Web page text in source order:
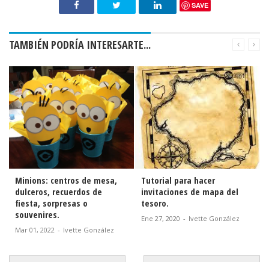
SAVE
TAMBIÉN PODRÍA INTERESARTE...
Minions: centros de mesa,
dulceros, recuerdos de
fiesta, sorpresas o
souvenires.
Mar 01, 2022 - Ivette González
Tutorial para hacer
invitaciones de mapa del
tesoro.
Ene 27, 2020 - Ivette González